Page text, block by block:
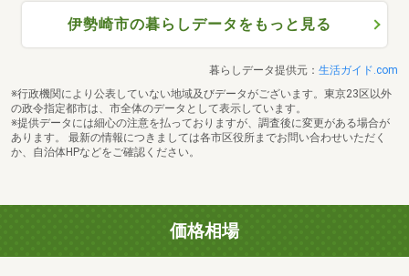
伊勢崎市の暮らしデータをもっと見る
暮らしデータ提供元： 生活ガイド.com
※行政機関により公表していない地域及びデータがございます。東京23区以外
の政令指定都市は、市全体のデータとして表示しています。
※提供データには細心の注意を払っておりますが、調査後に変更がある場合が
あります。 最新の情報につきましては各市区役所までお問い合わせいただく
か、自治体HPなどをご確認ください。
価格相場